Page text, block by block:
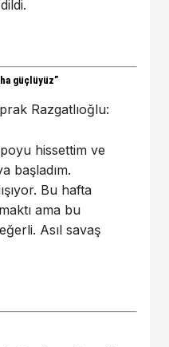
güçlüyüz”
Razgatlıoğlu:
hissettim ve
başladım.
Bu hafta
ama bu
Asıl savaş